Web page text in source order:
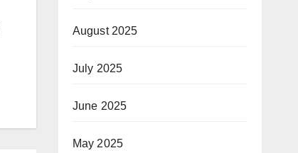
August 2025
July 2025
June 2025
May 2025